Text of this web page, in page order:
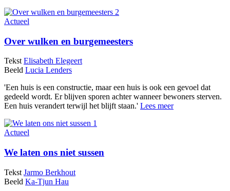
Actueel
Over wulken en burgemeesters
Tekst Elisabeth Elegeert
Beeld Lucia Lenders
'Een huis is een constructie, maar een huis is ook een gevoel dat
gedeeld wordt. Er blijven sporen achter wanneer bewoners sterven.
Een huis verandert terwijl het blijft staan.' Lees meer
Actueel
We laten ons niet sussen
Tekst Jarmo Berkhout
Beeld Ka-Tjun Hau